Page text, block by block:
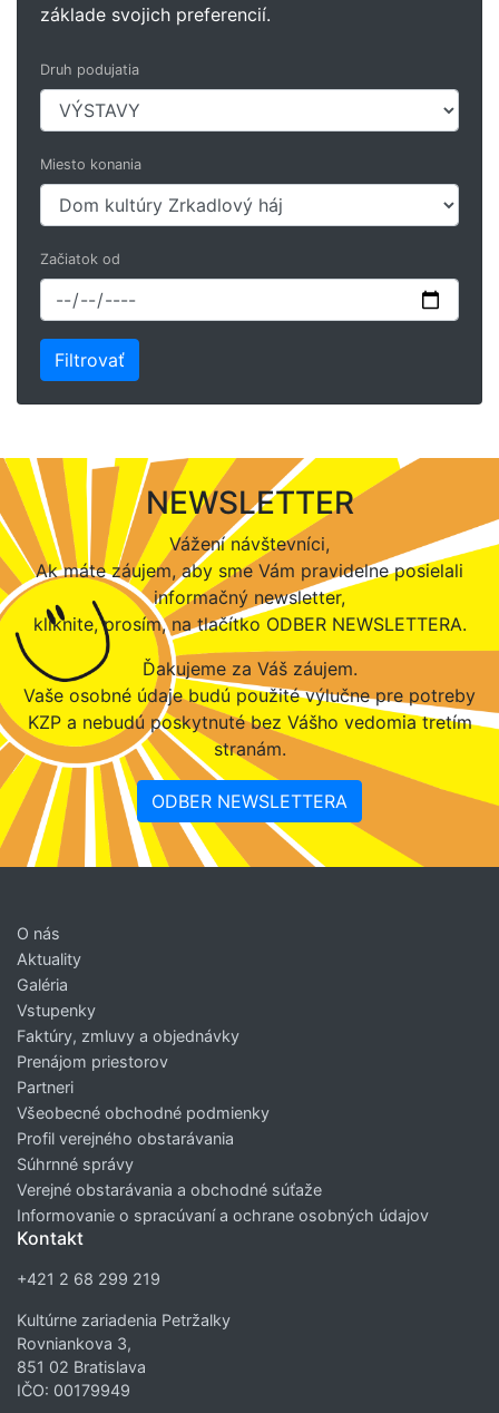
základe svojich preferencií.
Druh podujatia
Miesto konania
Začiatok od
NEWSLETTER
Vážení návštevníci,
Ak máte záujem, aby sme Vám pravidelne posielali
informačný newsletter,
kliknite, prosím, na tlačítko ODBER NEWSLETTERA.
Ďakujeme za Váš záujem.
Vaše osobné údaje budú použité výlučne pre potreby
KZP a nebudú poskytnuté bez Vášho vedomia tretím
stranám.
ODBER NEWSLETTERA
O nás
Aktuality
Galéria
Vstupenky
Faktúry, zmluvy a objednávky
Prenájom priestorov
Partneri
Všeobecné obchodné podmienky
Profil verejného obstarávania
Súhrnné správy
Verejné obstarávania a obchodné súťaže
Informovanie o spracúvaní a ochrane osobných údajov
Kontakt
+421 2 68 299 219
Kultúrne zariadenia Petržalky
Rovniankova 3,
851 02 Bratislava
IČO: 00179949